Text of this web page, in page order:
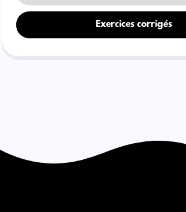
Exercices corrigés